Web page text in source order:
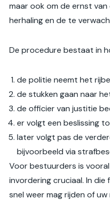
maar ook om de ernst
herhaling en de te
De procedure bestaat in
de politie neemt het
de stukken gaan naar
de officier van justitie
er volgt een beslissing
later volgt pas de
bijvoorbeeld via
Voor bestuurders is
invordering cruciaal. In
snel weer mag rijden of